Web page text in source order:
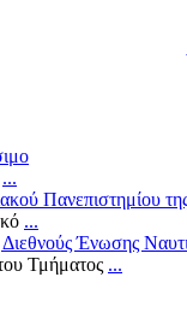
...
Πανεπιστημίου
...
Διεθνούς Ένωσης
Τμήματος ...